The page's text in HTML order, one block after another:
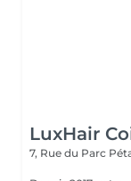
LuxHair
7, Rue du Parc